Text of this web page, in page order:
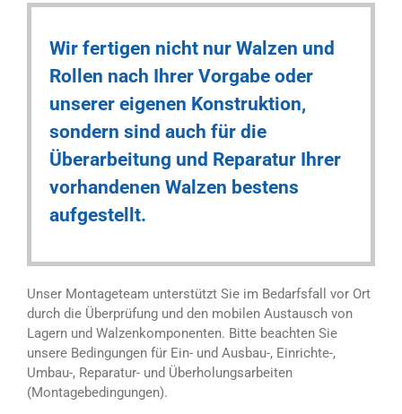
Wir fertigen nicht nur Walzen und
Rollen nach Ihrer Vorgabe oder
unserer eigenen Konstruktion,
sondern sind auch für die
Überarbeitung und Reparatur Ihrer
vorhandenen Walzen bestens
aufgestellt.
Unser Montageteam unterstützt Sie im Bedarfsfall vor Ort
durch die Überprüfung und den mobilen Austausch von
Lagern und Walzenkomponenten. Bitte beachten Sie
unsere Bedingungen für Ein- und Ausbau-, Einrichte-,
Umbau-, Reparatur- und Überholungsarbeiten
(Montagebedingungen).